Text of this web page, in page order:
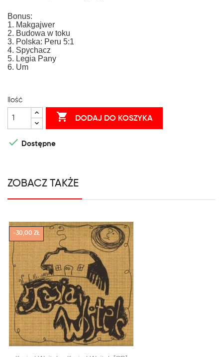
Bonus:
1. Makgajwer
2. Budowa w toku
3. Polska: Peru 5:1
4. Spychacz
5. Legia Pany
6. Um
Ilość
 DODAJ DO KOSZYKA
 Dostępne
ZOBACZ TAKŻE
-30,00 ZŁ